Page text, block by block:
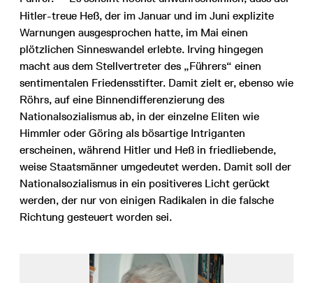
Hitler-treue Heß, der im Januar und im Juni explizite
Warnungen ausgesprochen hatte, im Mai einen
plötzlichen Sinneswandel erlebte. Irving hingegen
macht aus dem Stellvertreter des „Führers“ einen
sentimentalen Friedensstifter. Damit zielt er, ebenso wie
Röhrs, auf eine Binnendifferenzierung des
Nationalsozialismus ab, in der einzelne Eliten wie
Himmler oder Göring als bösartige Intriganten
erscheinen, während Hitler und Heß in friedliebende,
weise Staatsmänner umgedeutet werden. Damit soll der
Nationalsozialismus in ein positiveres Licht gerückt
werden, der nur von einigen Radikalen in die falsche
Richtung gesteuert worden sei.